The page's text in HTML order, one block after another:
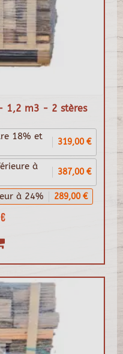
1,2 m3 - 2 stères
18% et
319,00 €
à
387,00 €
à 24% 289,00 €